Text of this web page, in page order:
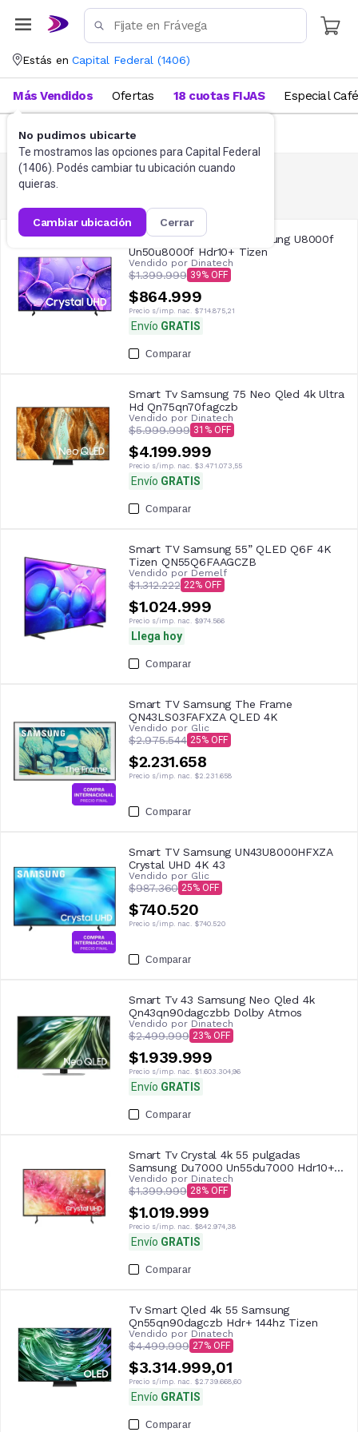
Estás en Capital Federal (1406)
No pudimos ubicarte
Te mostramos las opciones para Capital Federal
(1406). Podés cambiar tu ubicación cuando
quieras.
cambiar ubicación cerrar
Más Vendidos Ofertas 18 cuotas FIJAS Especial Café
Smart Tv 4k Uhd 50'' Samsung U8000f
Un50u8000f Hdr10+ Tizen
Vendido por Dinatech
$1.399.999 39
$864.999
Precio s/imp. nac. $714.875,21
Envío GRATIS
Comparar
Smart Tv Samsung 75 Neo Qled 4k Ultra
Hd Qn75qn70fagczb
Vendido por Dinatech
$5.999.999 31
$4.199.999
Precio s/imp. nac. $3.471.073,55
Envío GRATIS
Comparar
Smart TV Samsung 55” QLED Q6F 4K
Tizen QN55Q6FAAGCZB
Vendido por Demelf
$1.312.222 22
$1.024.999
Precio s/imp. nac. $974.566
Llega hoy
Comparar
Smart TV Samsung The Frame
QN43LS03FAFXZA QLED 4K
Vendido por Glic
$2.975.544 25
$2.231.658
Precio s/imp. nac. $2.231.658
Comparar
Smart TV Samsung UN43U8000HFXZA
Crystal UHD 4K 43
Vendido por Glic
$987.360 25
$740.520
Precio s/imp. nac. $740.520
Comparar
Smart Tv 43 Samsung Neo Qled 4k
Qn43qn90dagczbb Dolby Atmos
Vendido por Dinatech
$2.499.999 23
$1.939.999
Precio s/imp. nac. $1.603.304,96
Envío GRATIS
Comparar
Smart Tv Crystal 4k 55 pulgadas
Samsung Du7000 Un55du7000 Hdr10+
Bt
Vendido por Dinatech
$1.399.999 28
$1.019.999
Precio s/imp. nac. $842.974,38
Envío GRATIS
Comparar
Tv Smart Qled 4k 55 Samsung
Qn55qn90dagczb Hdr+ 144hz Tizen
Vendido por Dinatech
$4.499.999 27
$3.314.999,01
Precio s/imp. nac. $2.739.668,60
Envío GRATIS
Comparar